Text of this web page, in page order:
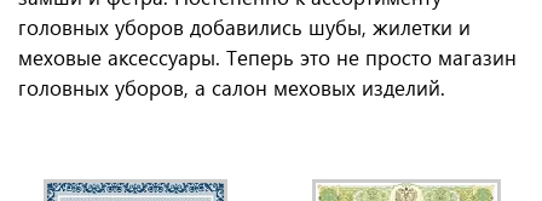
витринах появились головные уборы из кожи,
замши и фетра. Постепенно к ассортименту
головных уборов добавились шубы, жилетки и